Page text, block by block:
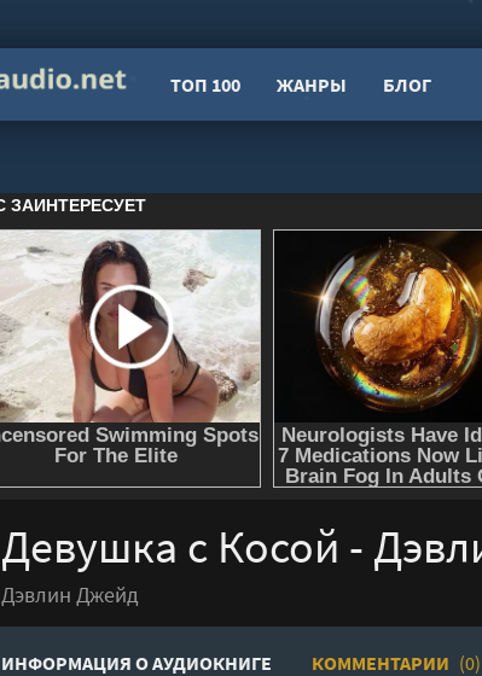
ТОП 100 ЖАНРЫ БЛОГ
Девушка с Косой -
Дэвлин Джейд
ИНФОРМАЦИЯ О АУДИОКНИГЕ КОММЕНТАРИИ (0)